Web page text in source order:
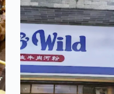
Wild
越
式
生
牛
肉
河
粉
新